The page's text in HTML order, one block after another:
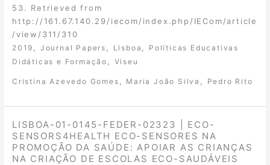
53. Retrieved from
http://161.67.140.29/iecom/index.php/IECom/article
/view/311/310
2019 Journal Papers Lisboa
Políticas Educativas
Didáticas e Formação
Viseu
Cristina Azevedo Gomes , Maria João Silva , Pedro Rito
LISBOA-01-0145-FEDER-02323 | ECO-
SENSORS4HEALTH ECO-SENSORES NA
PROMOÇÃO DA SAÚDE: APOIAR AS CRIANÇAS
NA CRIAÇÃO DE ESCOLAS ECO-SAUDÁVEIS